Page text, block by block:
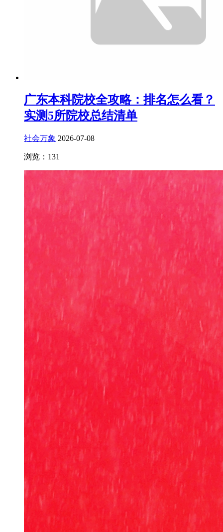
广东本科院校全攻略：排名怎么看？
实测5所院校总结清单
社会万象 2026-07-08
浏览：131